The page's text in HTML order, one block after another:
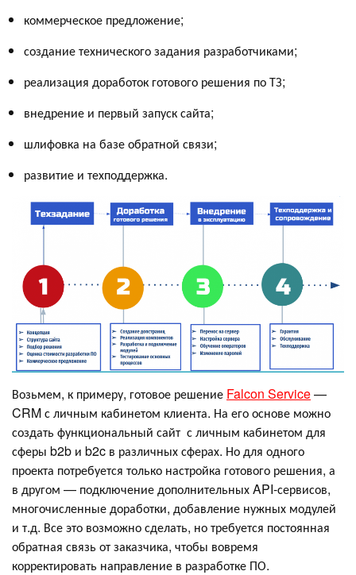
коммерческое предложение;
создание технического задания разработчиками;
реализация доработок готового решения по ТЗ;
внедрение и первый запуск сайта;
шлифовка на базе обратной связи;
развитие и техподдержка.
Возьмем, к примеру, готовое решение Falcon Service—
CRM с личным кабинетом клиента. На его основе можно
создать функциональный сайт с личным кабинетом для
сферы b2b и b2c в различных сферах. Но для одного
проекта потребуется только настройка готового решения, а
в другом — подключение дополнительных API-сервисов,
многочисленные доработки, добавление нужных модулей
и т.д. Все это возможно сделать, но требуется постоянная
обратная связь от заказчика, чтобы вовремя
корректировать направление в разработке ПО.